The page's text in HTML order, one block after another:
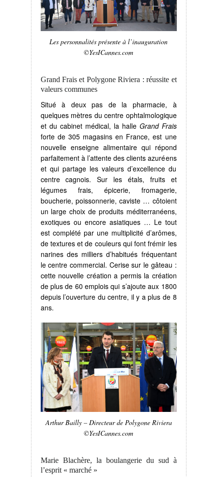
Les personnalités présente à l’inauguration
©YesICannes.com
Grand Frais et Polygone Riviera : réussite et
valeurs communes
Situé à deux pas de la pharmacie, à
quelques mètres du centre ophtalmologique
et du cabinet médical, la halle Grand Frais
forte de 305 magasins en France, est une
nouvelle enseigne alimentaire qui répond
parfaitement à l’attente des clients azuréens
et qui partage les valeurs d’excellence du
centre cagnois. Sur les étals, fruits et
légumes frais, épicerie, fromagerie,
boucherie, poissonnerie, caviste … côtoient
un large choix de produits méditerranéens,
exotiques ou encore asiatiques … Le tout
est complété par une multiplicité d’arômes,
de textures et de couleurs qui font frémir les
narines des milliers d’habitués fréquentant
le centre commercial. Cerise sur le gâteau :
cette nouvelle création a permis la création
de plus de 60 emplois qui s’ajoute aux 1800
depuis l’ouverture du centre, il y a plus de 8
ans.
Arthur Bailly – Directeur de Polygone Riviera
©YesICannes.com
Marie Blachère, la boulangerie du sud à
l’esprit « marché »